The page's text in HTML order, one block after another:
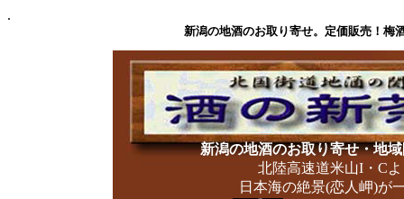
.
新潟の地酒のお取り寄せ。定価販売！梅
新潟の地酒のお取り寄せ・地
北陸高速道米山I・C
日本海の絶景(恋人岬)が